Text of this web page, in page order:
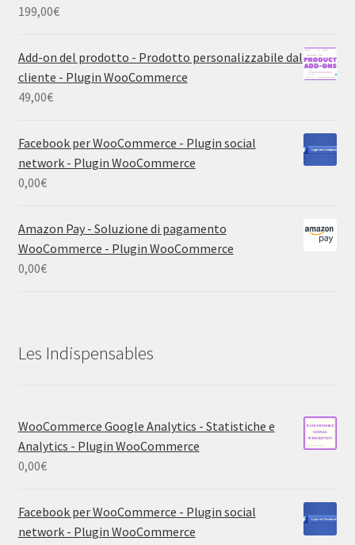
199,00€
Add-on del prodotto - Prodotto personalizzabile dal
cliente - Plugin WooCommerce
49,00€
Facebook per WooCommerce - Plugin social
network - Plugin WooCommerce
0,00€
Amazon Pay - Soluzione di pagamento
WooCommerce - Plugin WooCommerce
0,00€
Les Indispensables
WooCommerce Google Analytics - Statistiche e
Analytics - Plugin WooCommerce
0,00€
Facebook per WooCommerce - Plugin social
network - Plugin WooCommerce